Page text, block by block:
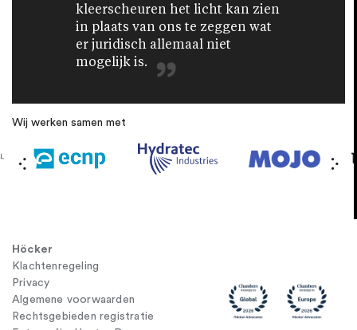
kleerscheuren het licht kan zien
in plaats van ons te zeggen wat
er juridisch allemaal niet
mogelijk is.
Wij werken samen met
Höcker
Klachtenregeling
Privacy
Algemene voorwaarden
Rechtsgebieden registratie